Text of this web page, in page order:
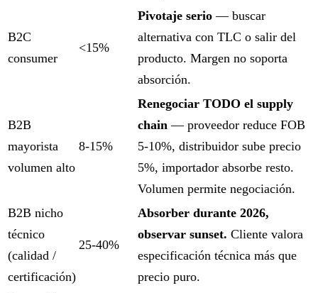
B2C
consumer
<15%
Pivotaje serio — buscar
alternativa con TLC o salir del
producto. Margen no soporta
absorción.
B2B
mayorista
volumen alto
8-15%
Renegociar TODO el supply
chain — proveedor reduce FOB
5-10%, distribuidor sube precio
5%, importador absorbe resto.
Volumen permite negociación.
B2B nicho
técnico
(calidad /
certificación)
25-40%
Absorber durante 2026,
observar sunset. Cliente valora
especificación técnica más que
precio puro.